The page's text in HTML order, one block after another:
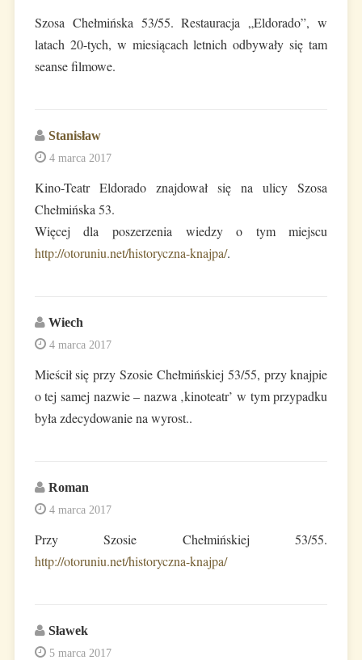
Szosa Chełmińska 53/55. Restauracja „Eldorado”, w
latach 20-tych, w miesiącach letnich odbywały się tam
seanse filmowe.
Stanisław
4 marca 2017
Kino-Teatr Eldorado znajdował się na ulicy Szosa
Chełmińska 53.
Więcej dla poszerzenia wiedzy o tym miejscu
http://otoruniu.net/historyczna-knajpa/.
Wiech
4 marca 2017
Mieścił się przy Szosie Chełmińskiej 53/55, przy knajpie
o tej samej nazwie – nazwa ‚kinoteatr’ w tym przypadku
była zdecydowanie na wyrost..
Roman
4 marca 2017
Przy Szosie Chełmińskiej 53/55.
http://otoruniu.net/historyczna-knajpa/
Sławek
5 marca 2017